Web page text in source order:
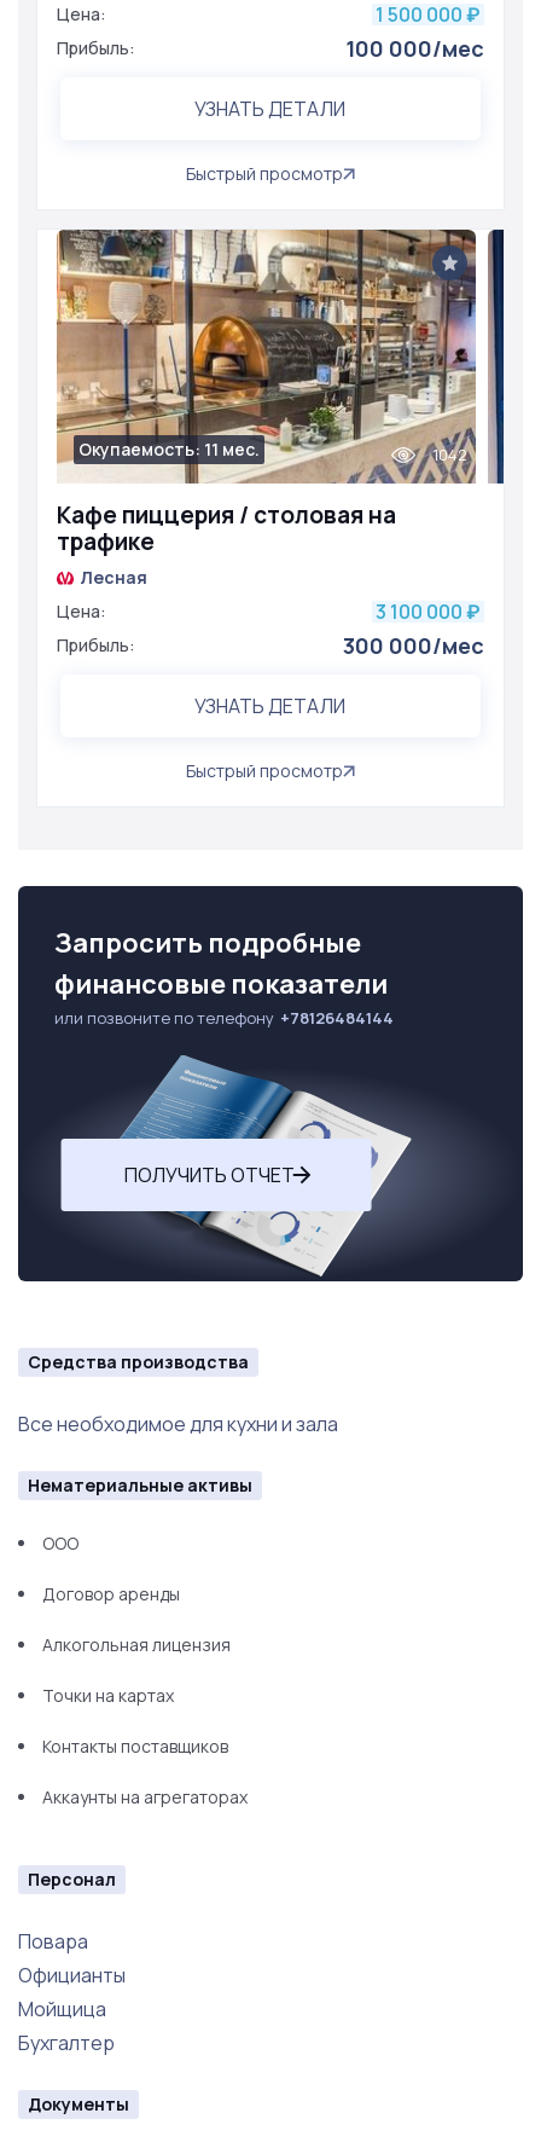
Цена:
1 500 000 ₽
Прибыль: 100 000/мес
УЗНАТЬ ДЕТАЛИ
Быстрый просмотр
Кафе пиццерия / столовая на
трафике
Окупаемость: 11 мес. 1042
Лесная
Цена:
3 100 000 ₽
Прибыль: 300 000/мес
УЗНАТЬ ДЕТАЛИ
Быстрый просмотр
Запросить подробные
финансовые показатели
или позвоните по телефону +78126484144
ПОЛУЧИТЬ ОТЧЕТ
Средства производства
Все необходимое для кухни и зала
Нематериальные активы
ООО
Договор аренды
Алкогольная лицензия
Точки на картах
Контакты поставщиков
Аккаунты на агрегаторах
Персонал
Повара
Официанты
Мойщица
Бухгалтер
Документы